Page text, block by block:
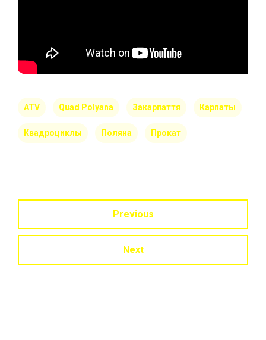
ATV Quad Polyana Закарпаття Карпаты
Квадроциклы Поляна Прокат
Previous
Next